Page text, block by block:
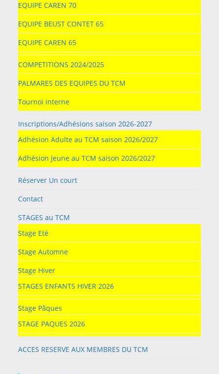
EQUIPE CAREN 70
EQUIPE BEUST CONTET 65
EQUIPE CAREN 65
COMPETITIONS 2024/2025
PALMARES DES EQUIPES DU TCM
Tournoi interne
Inscriptions/Adhésions saison 2026-2027
Adhésion Adulte au TCM saison 2026/2027
Adhésion Jeune au TCM saison 2026/2027
Réserver Un court
Contact
STAGES au TCM
Stage Eté
Stage Automne
Stage Hiver
STAGES ENFANTS HIVER 2026
Stage Pâques
STAGE PAQUES 2026
ACCES RESERVE AUX MEMBRES DU TCM